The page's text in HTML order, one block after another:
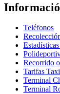
Teléfonos
Recorrido
Tarifas Taxi
Terminal
Terminal